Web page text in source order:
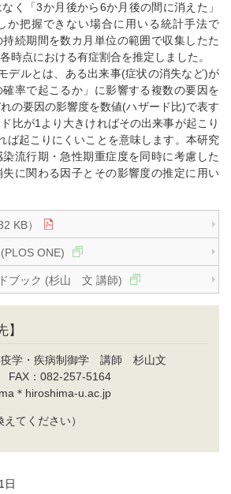
く「3か月後から6か月後の間に消えた」
か把握できない場合に用いる統計手法で
続期間を数カ月単位の範囲で収集したた
時点における有症割合を推定しました。
デルとは、ある出来事(症状の消失など)が
確率で起こるか」に影響する複数の要因を
の要因の影響度を数値(ハザード比)で表す
比が1より大きければその出来事が起こり
ば起こりにくいことを意味します。本研究
流行期・急性期重症度を同時に考慮した
に関わる因子とその影響度の推定に用い
KB）
ONE)
ブック (杉山 文 講師)
】
学・疾病制御学 講師 杉山文
FAX：082-257-5164
＊hiroshima-u.ac.jp
てください）
日